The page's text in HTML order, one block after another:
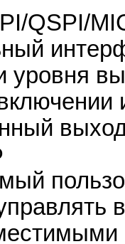
QSPI/
уровня